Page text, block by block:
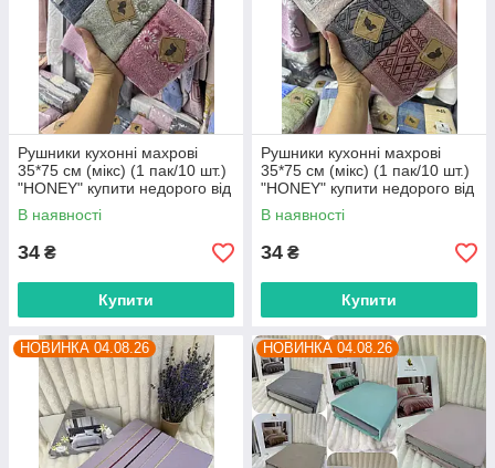
Рушники кухонні махрові
35*75 см (мікс) (1 пак/10 шт.)
"HONEY" купити недорого від
прямого потягування
В наявності
34 ₴
Купити
Рушники кухонні махрові
35*75 см (мікс) (1 пак/10 шт.)
"HONEY" купити недорого від
прямого потягування
В наявності
34 ₴
Купити
НОВИНКА 04.08.26 НОВИНКА 04.08.26